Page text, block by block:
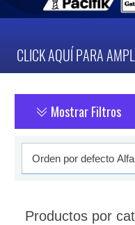
CLICK AQUÍ PARA
Mostrar Filtros
Productos por